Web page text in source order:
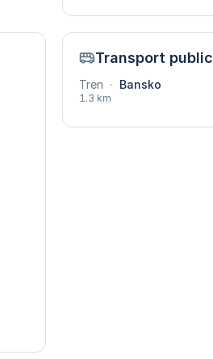
Transport public
Tren · Bansko
1.3 km